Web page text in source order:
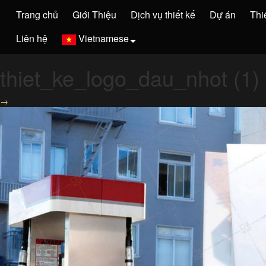
Trang chủ Giới Thiệu Dịch vụ thiết kế Dự án
Liên hệ
Vietnamese
thiet_ke_logo_dau_nhot (1)
→